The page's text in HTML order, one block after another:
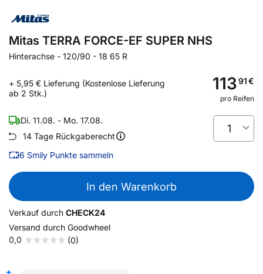
Mitas TERRA FORCE-EF SUPER NHS
Hinterachse - 120/90 - 18 65 R
+ 5,95 € Lieferung (Kostenlose Lieferung
ab 2 Stk.)
11391€
pro Reifen
Di. 11.08. - Mo. 17.08.
14 Tage Rückgaberecht
6 Smily Punkte sammeln
1
In den Warenkorb
Verkauf durch CHECK24
Versand durch Goodwheel
0,0
(0)